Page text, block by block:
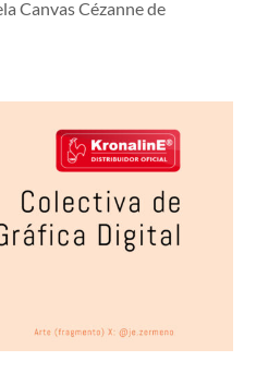
Canvas Cézanne de